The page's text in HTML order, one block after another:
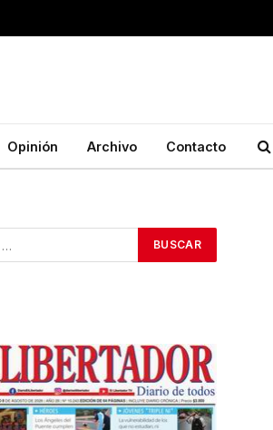
Opinión Archivo Contacto